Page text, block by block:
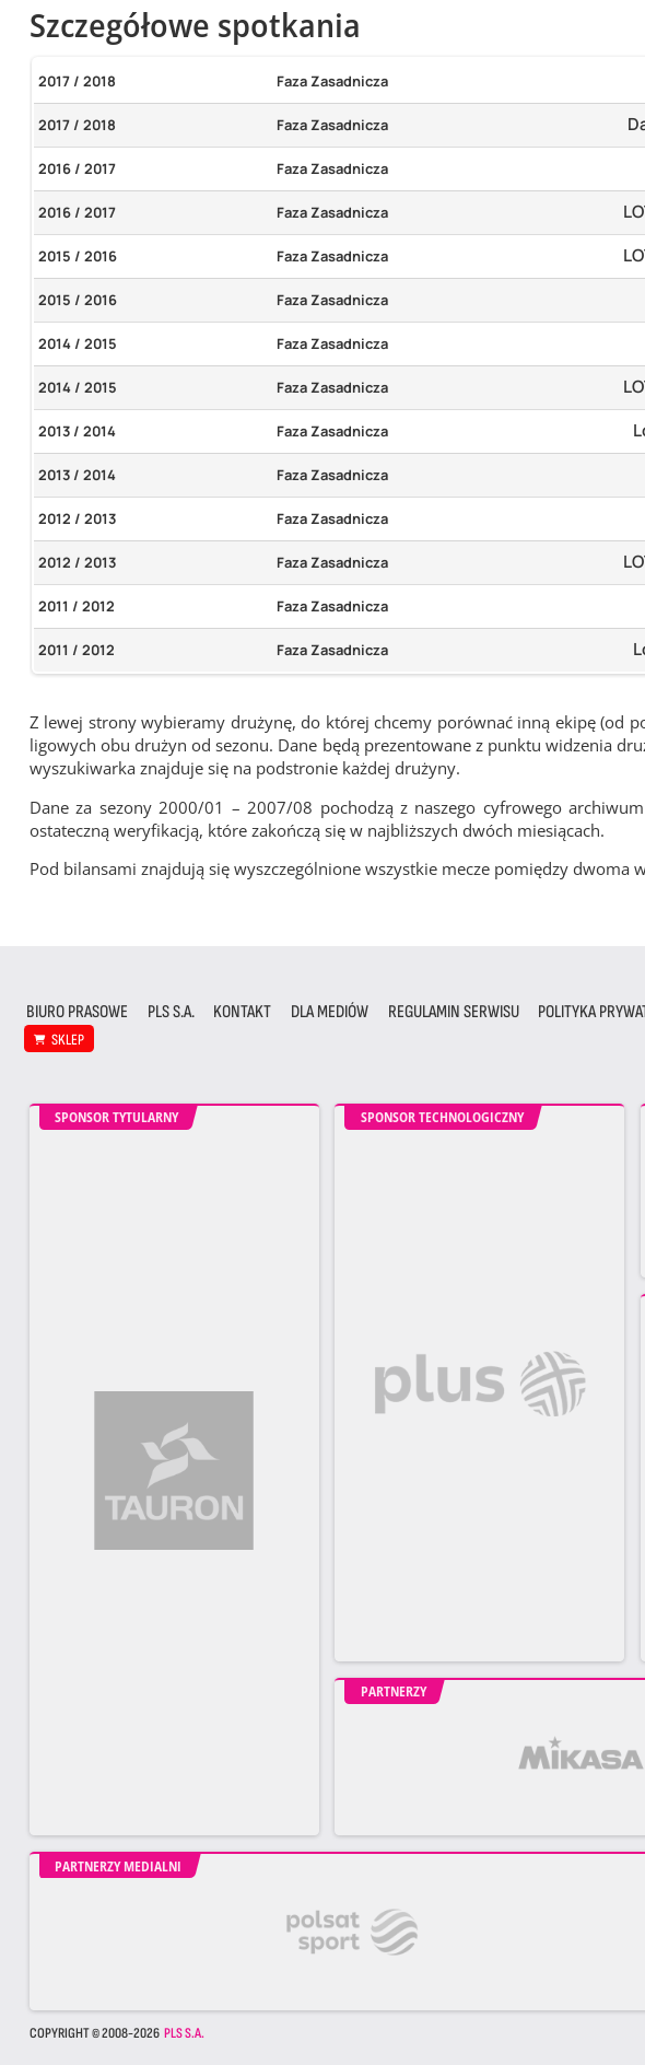
Szczegółowe spotkania
2017 / 2018 Faza Zasadnicza
2017 / 2018 Faza Zasadnicza
2016 / 2017 Faza Zasadnicza
2016 / 2017 Faza Zasadnicza
2015 / 2016 Faza Zasadnicza
2015 / 2016 Faza Zasadnicza
2014 / 2015 Faza Zasadnicza
2014 / 2015 Faza Zasadnicza
2013 / 2014 Faza Zasadnicza
2013 / 2014 Faza Zasadnicza
2012 / 2013 Faza Zasadnicza
2012 / 2013 Faza Zasadnicza
2011 / 2012 Faza Zasadnicza
2011 / 2012 Faza Zasadnicza
Z lewej strony wybieramy drużynę, do której chcemy porównać inną ekipę (od
ligowych obu drużyn od sezonu. Dane będą prezentowane z punktu widzenia
wyszukiwarka znajduje się na podstronie każdej drużyny.
Dane za sezony 2000/01 – 2007/08 pochodzą z naszego cyfrowego
ostateczną weryfikacją, które zakończą się w najbliższych dwóch miesiącach.
Pod bilansami znajdują się wyszczególnione wszystkie mecze pomiędzy dwoma
BIURO PRASOWE PLS S.A. KONTAKT DLA MEDIÓW REGULAMIN SERWISU POLITYKA
SKLEP
SPONSOR TYTULARNY SPONSOR TECHNOLOGICZNY
PARTNERZY
PARTNERZY MEDIALNI
COPYRIGHT © 2008-2026 PLS S.A.